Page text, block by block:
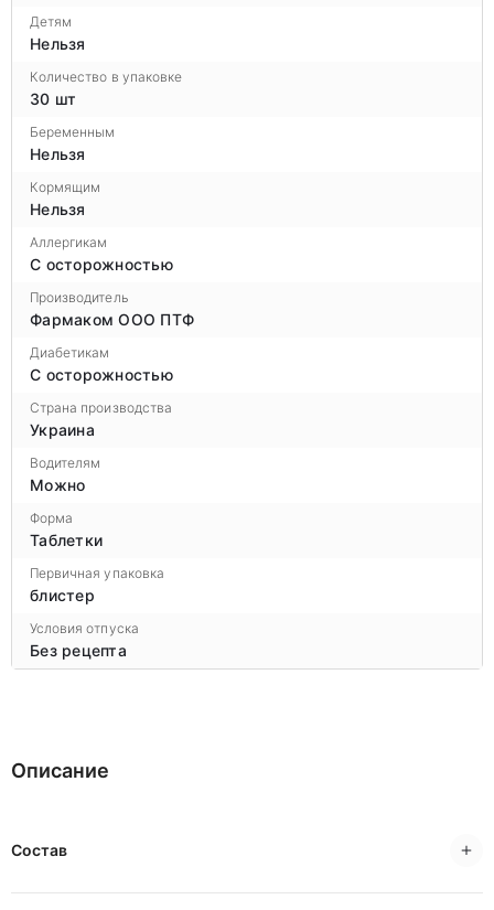
Детям
Нельзя
Количество в упаковке
30 шт
Беременным
Нельзя
Кормящим
Нельзя
Аллергикам
С осторожностью
Производитель
Фармаком ООО ПТФ
Диабетикам
С осторожностью
Страна производства
Украина
Водителям
Можно
Форма
Таблетки
Первичная упаковка
блистер
Условия отпуска
Без рецепта
Описание
Состав